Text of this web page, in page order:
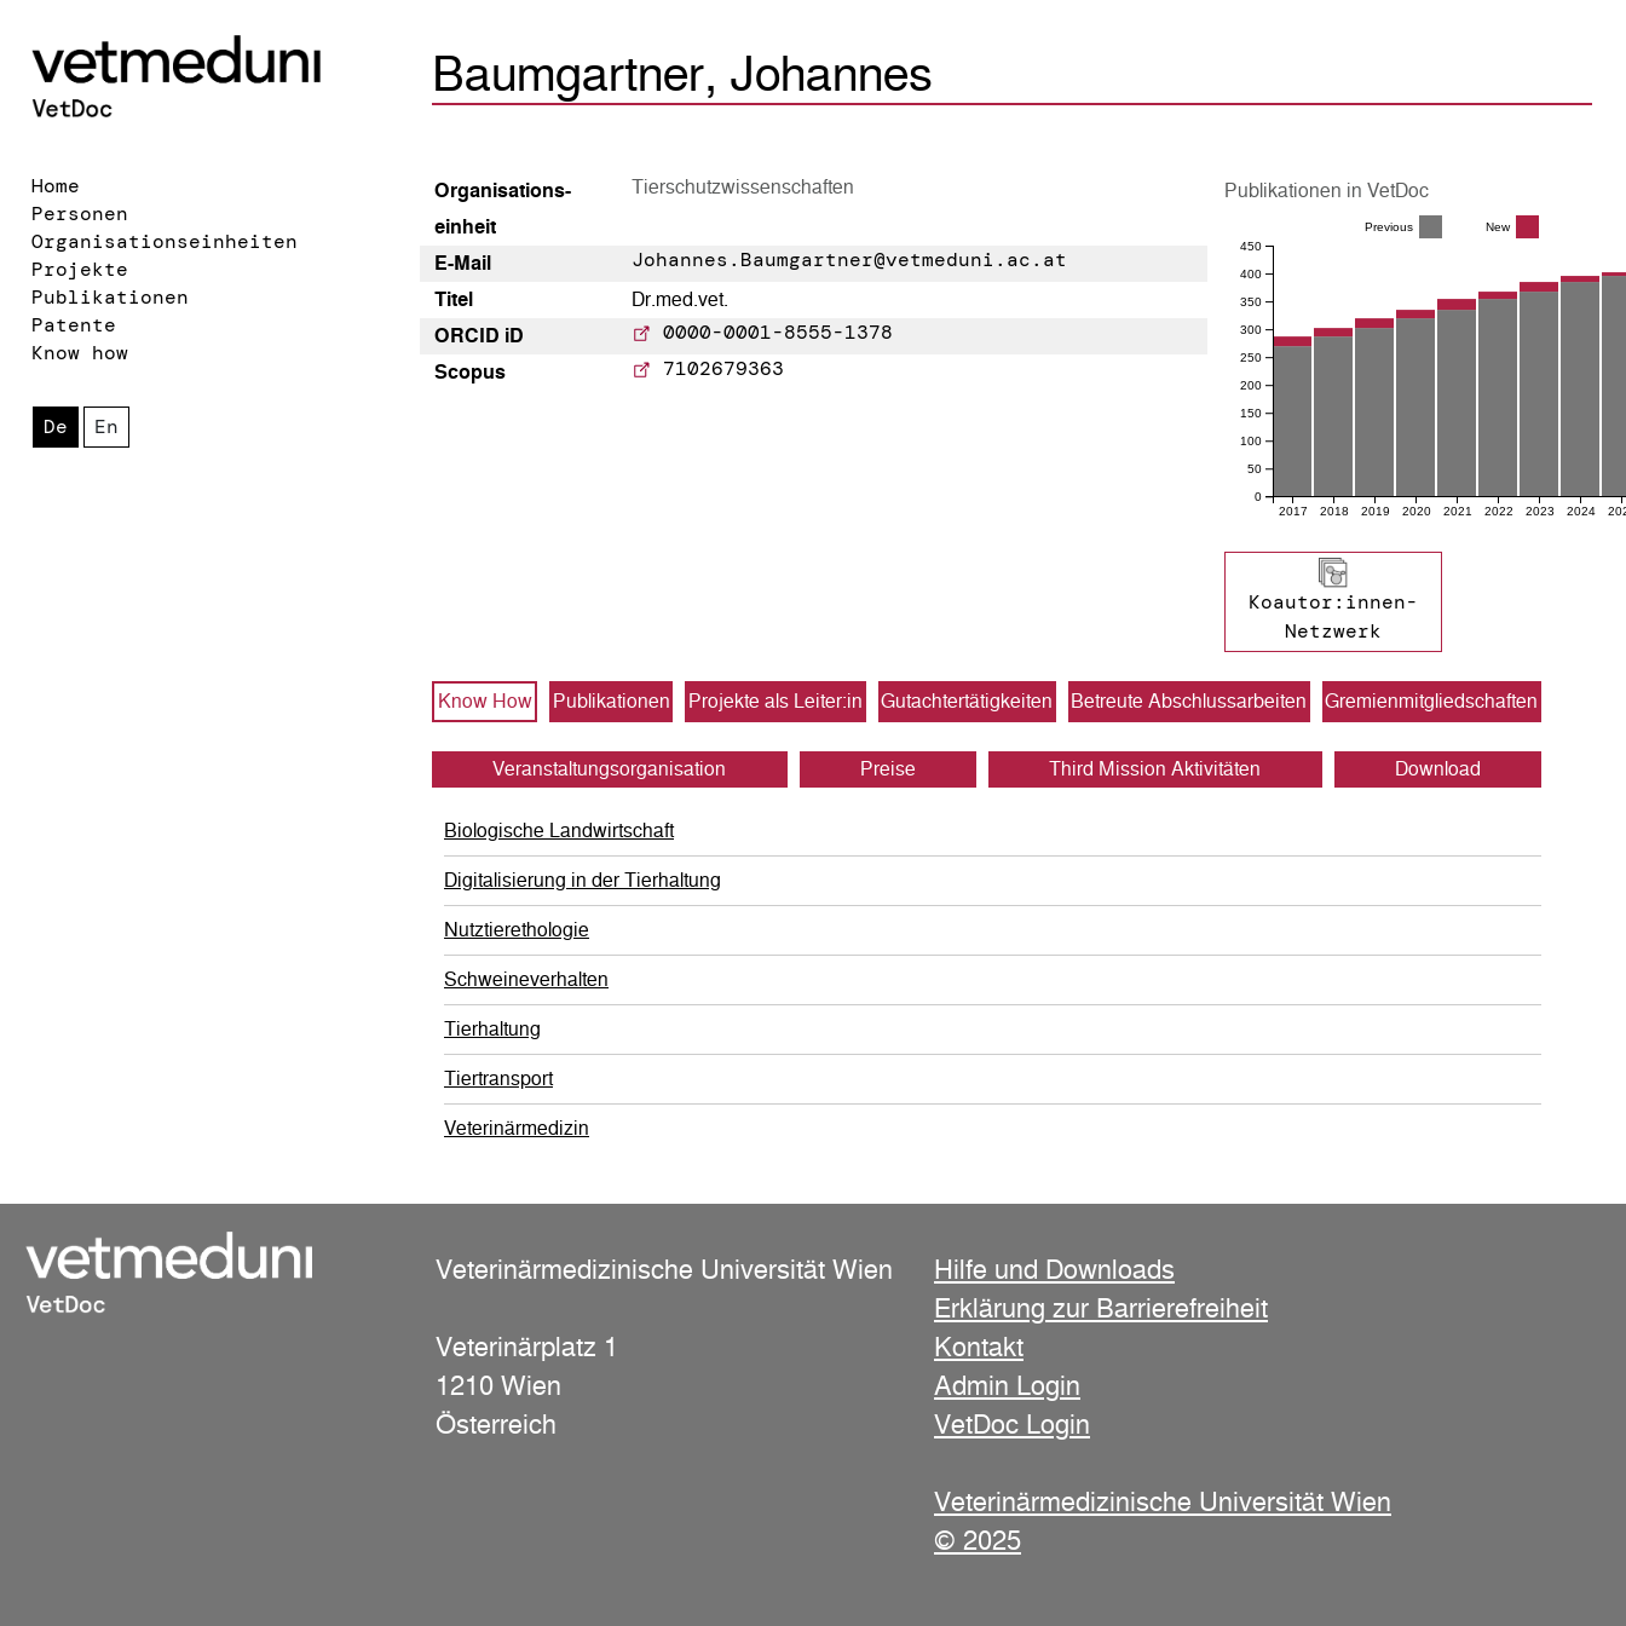
Home
Personen
Organisationseinheiten
Projekte
Publikationen
Patente
Know how
De En
Baumgartner, Johannes
Organisations­
einheit
Tierschutzwissenschaften
E-Mail Johannes.Baumgartner@vetmeduni.ac.at
Titel
Dr.med.vet.
ORCID iD
0000-0001-8555-1378
Scopus 7102679363
Publikationen in VetDoc
2017 2018 2019 2020 2021 2022 2023 2024
0
50
100
150
200
250
300
350
400
450
Previous New
Koautor:innen-
Netzwerk
Know How Publikationen Projekte als Leiter:in Gutachter­tätigkeiten Betreute Abschlussarbeiten Gremienmitgliedschaften
Veranstaltungs­organisation Preise Third Mission Aktivitäten Download
Biologische Landwirtschaft
Digitalisierung in der Tierhaltung
Nutztierethologie
Schweineverhalten
Tierhaltung
Tiertransport
Veterinärmedizin
Veterinärmedizinische Universität Wien
Veterinärplatz 1
1210 Wien
Österreich
Hilfe und Downloads
Erklärung zur Barrierefreiheit
Kontakt
Admin Login
VetDoc Login
Veterinärmedizinische Universität Wien
© 2025